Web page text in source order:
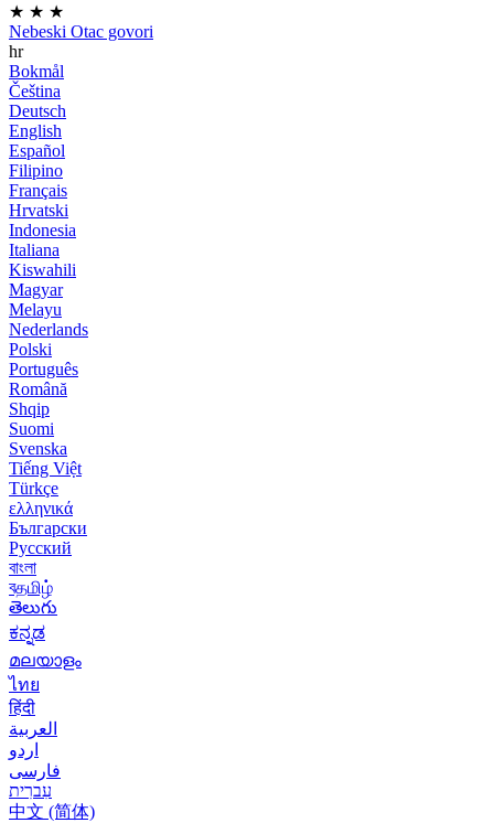
★ ★ ★
Nebeski Otac govori
hr
Bokmål
Čeština
Deutsch
English
Español
Filipino
Français
Hrvatski
Indonesia
Italiana
Kiswahili
Magyar
Melayu
Nederlands
Polski
Português
Română
Shqip
Suomi
Svenska
Tiếng Việt
Türkçe
ελληνικά
Български
Русский
বাংলা
বதமிழ்
తెలుగు
ಕನ್ನಡ
മലയാളം
ไทย
हिंदी
العربية
اردو
فارسی
עִברִית
中文 (简体)